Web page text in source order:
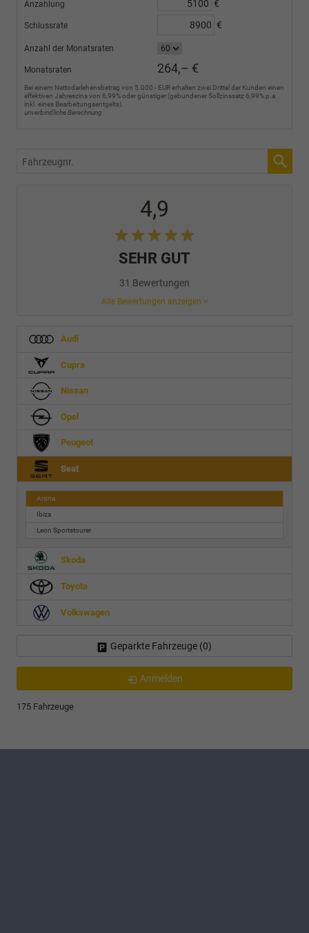
Anzahlung €
Schlussrate €
Anzahl der Monatsraten
Monatsraten 264,– €
Bei einem Nettodarlehensbetrag von 5.000,- EUR erhalten zwei Drittel der Kunden einen
effektiven Jahreszins von 6,99% oder günstiger (gebundener Sollzinssatz 6,99% p.a.
inkl. eines Bearbeitungsentgelts).
unverbindliche Berechnung
Fahrzeugnr.
4,9
SEHR GUT
31 Bewertungen
Alle Bewertungen anzeigen >
Audi
Cupra
Nissan
Opel
Peugeot
Seat
Arona
Ibiza
Leon Sportstourer
Skoda
Toyota
Volkswagen
Geparkte Fahrzeuge (0)
Anmelden
175 Fahrzeuge